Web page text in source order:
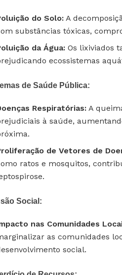
do Solo: A
substâncias tóxicas,
da Água: Os lixiviados
ecossistemas
de Saúde Pública:
Respiratórias: A
à saúde,
de Vetores de
ratos e mosquitos,
Social:
nas Comunidades
as comunidades
social.